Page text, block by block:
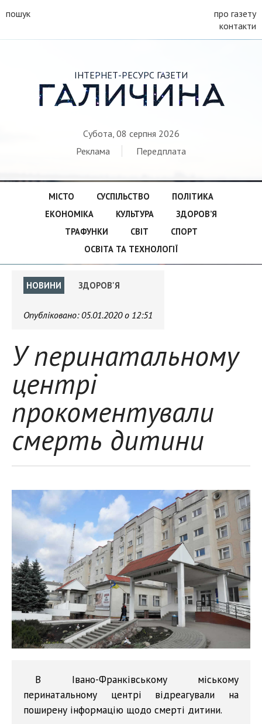
пошук
про газету
контакти
ІНТЕРНЕТ-РЕСУРС ГАЗЕТИ
ГАЛИЧИНА
Субота, 08 серпня 2026
Реклама
Передплата
МІСТО СУСПІЛЬСТВО
ПОЛІТИКА
ЕКОНОМІКА
КУЛЬТУРА
ЗДОРОВ’Я
ТРАФУНКИ
СВІТ
СПОРТ
ОСВІТА ТА ТЕХНОЛОГІЇ
НОВИНИ ЗДОРОВ'Я
Опубліковано: 05.01.2020 о 12:51
У перинатальному
центрі
прокоментували
смерть дитини
В Івано-Франківському міському
перинатальному центрі відреагували на
поширену інформацію щодо смерті дитини.